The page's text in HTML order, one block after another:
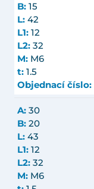
B: 15
L: 42
L1: 12
L2: 32
M: M6
t: 1.5
Objednací číslo:
A: 30
B: 20
L: 43
L1: 12
L2: 32
M: M6